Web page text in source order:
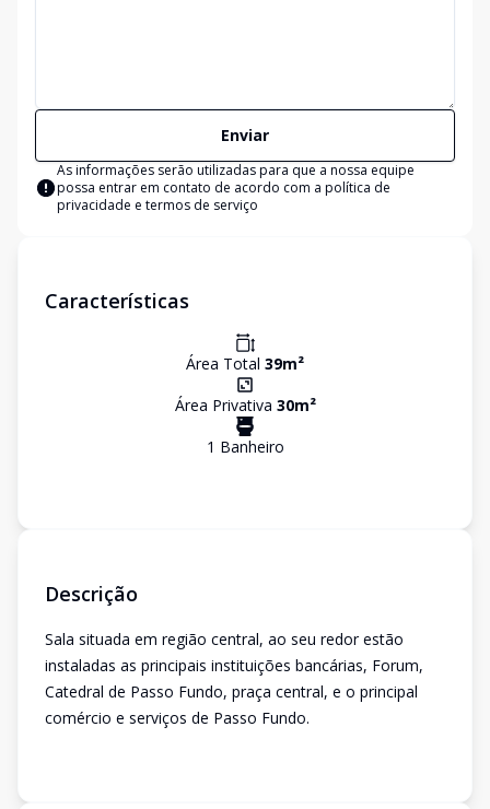
Enviar
As informações serão utilizadas para que a nossa equipe
possa entrar em contato de acordo com a política de
privacidade e termos de serviço
Características
Área Total 39m²
Área Privativa 30m²
1 Banheiro
Descrição
Sala situada em região central, ao seu redor estão
instaladas as principais instituições bancárias, Forum,
Catedral de Passo Fundo, praça central, e o principal
comércio e serviços de Passo Fundo.